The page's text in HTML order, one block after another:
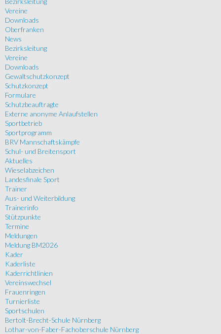
Vereine
Downloads
Oberfranken
News
Bezirksleitung
Vereine
Downloads
Gewaltschutzkonzept
Schutzkonzept
Formulare
Schutzbeauftragte
Externe anonyme Anlaufstellen
Sportbetrieb
Sportprogramm
BRV Mannschaftskämpfe
Schul- und Breitensport
Aktuelles
Wieselabzeichen
Landesfinale Sport
Trainer
Aus- und Weiterbildung
Trainerinfo
Stützpunkte
Termine
Meldungen
Meldung BM2026
Kader
Kaderliste
Kaderrichtlinien
Vereinswechsel
Frauenringen
Turnierliste
Sportschulen
Bertolt-Brecht-Schule Nürnberg
Lothar-von-Faber-Fachoberschule Nürnberg